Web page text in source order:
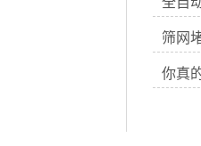
筛网
你真